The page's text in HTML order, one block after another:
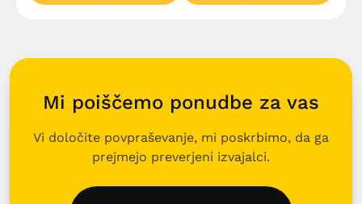
Mi poiščemo ponudbe za vas
Vi določite povpraševanje, mi poskrbimo, da ga
prejmejo preverjeni izvajalci.